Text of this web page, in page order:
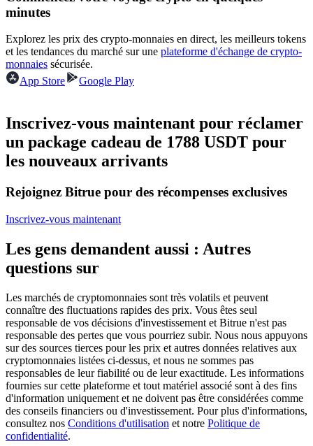
Futures USDC
Rejoignez les meilleurs traders
Devenez un trader de copie
Profitez du partage des bénéfices et des commissions de copy
trading
minutes
Explorez les prix des crypto-monnaies en direct, les meilleurs tokens
et les tendances du marché sur une plateforme d'échange de crypto-
monnaies sécurisée.
App Store
Google Play
Inscrivez-vous maintenant pour réclamer
un package cadeau de 1788 USDT pour
les nouveaux arrivants
Rejoignez Bitrue pour des récompenses exclusives
Inscrivez-vous maintenant
Les gens demandent aussi : Autres
questions sur
Les marchés de cryptomonnaies sont très volatils et peuvent
connaître des fluctuations rapides des prix. Vous êtes seul
responsable de vos décisions d'investissement et Bitrue n'est pas
responsable des pertes que vous pourriez subir. Nous nous appuyons
sur des sources tierces pour les prix et autres données relatives aux
cryptomonnaies listées ci-dessus, et nous ne sommes pas
responsables de leur fiabilité ou de leur exactitude. Les informations
fournies sur cette plateforme et tout matériel associé sont à des fins
d'information uniquement et ne doivent pas être considérées comme
des conseils financiers ou d'investissement. Pour plus d'informations,
consultez nos Conditions d'utilisation et notre Politique de
confidentialité.